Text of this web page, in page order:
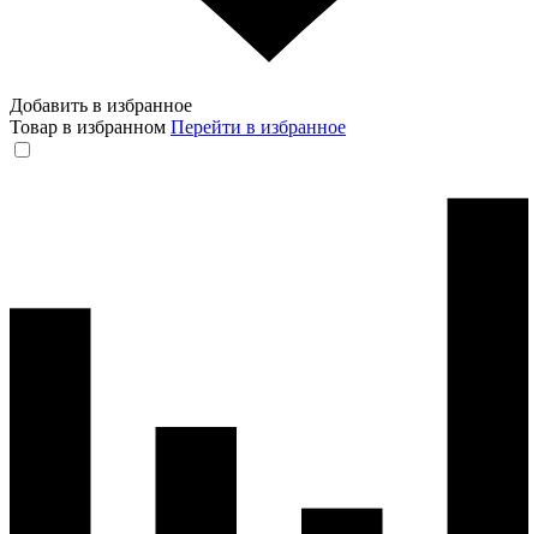
Добавить в избранное
Товар в избранном Перейти в избранное